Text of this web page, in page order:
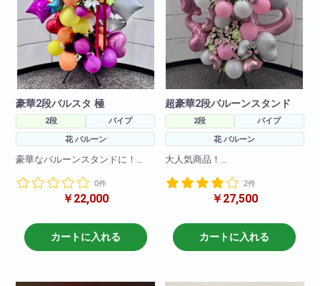
豪華2段バルスタ 極
2段
パイプ
花 バルーン
豪華なバルーンスタンドに！
ンドです!
お色の調整も可能ですのでお問
H250 W150
0件
￥22,000
カートに入れる
超豪華2段バルーンスタンド
2段
パイプ
花 バルーン
大人気商品！
いなし！
豪華なバルーンスタンドで作成
バルーンの色の調整も可能です
のでお問い合わせください。
2件
￥27,500
カートに入れる